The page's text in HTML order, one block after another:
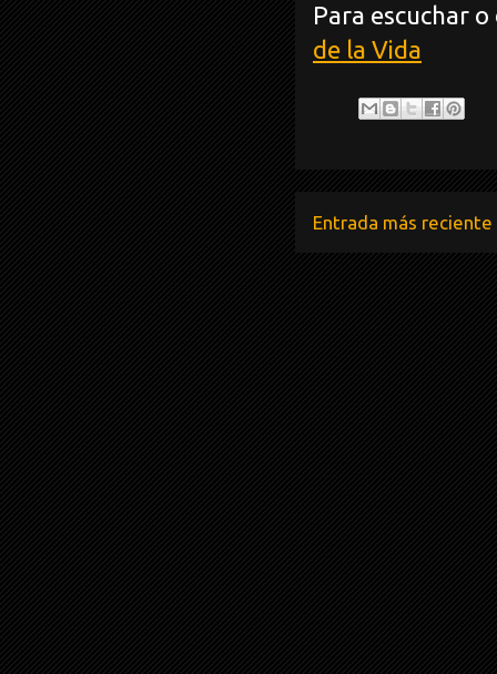
Para escuchar
de la Vida
Entrada más reciente